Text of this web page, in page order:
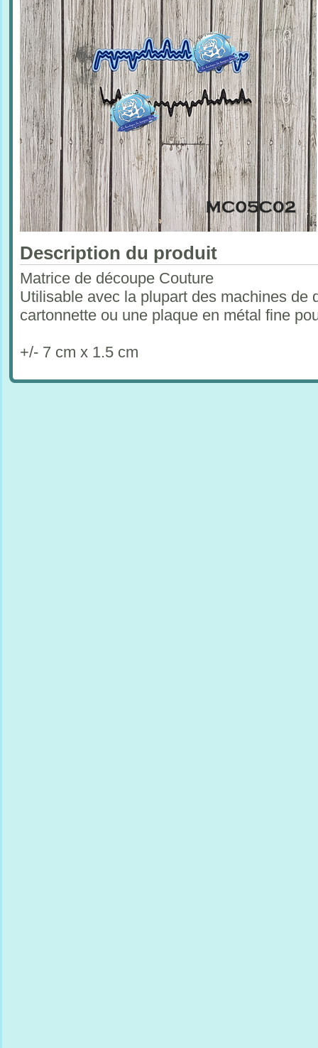
Description du produit
Matrice de découpe Couture
Utilisable avec la plupart des machines de
cartonnette ou une plaque en métal fine
+/- 7 cm x 1.5 cm